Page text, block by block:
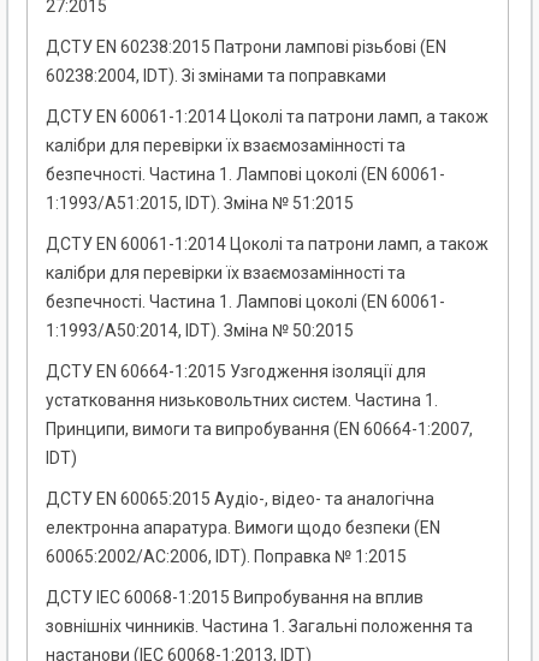
27:2015
ДСТУ EN 60238:2015 Патрони лампові різьбові (EN
60238:2004, IDT). Зі змінами та поправками
ДСТУ EN 60061-1:2014 Цоколі та патрони ламп, а також
калібри для перевірки їх взаємозамінності та
безпечності. Частина 1. Лампові цоколі (EN 60061-
1:1993/A51:2015, IDT). Зміна № 51:2015
ДСТУ EN 60061-1:2014 Цоколі та патрони ламп, а також
калібри для перевірки їх взаємозамінності та
безпечності. Частина 1. Лампові цоколі (EN 60061-
1:1993/A50:2014, IDT). Зміна № 50:2015
ДСТУ EN 60664-1:2015 Узгодження ізоляції для
устатковання низьковольтних систем. Частина 1.
Принципи, вимоги та випробування (EN 60664-1:2007,
IDT)
ДСТУ EN 60065:2015 Аудіо-, відео- та аналогічна
електронна апаратура. Вимоги щодо безпеки (EN
60065:2002/AC:2006, IDT). Поправка № 1:2015
ДСТУ IEC 60068-1:2015 Випробування на вплив
зовнішніх чинників. Частина 1. Загальні положення та
настанови (IEC 60068-1:2013, IDT)